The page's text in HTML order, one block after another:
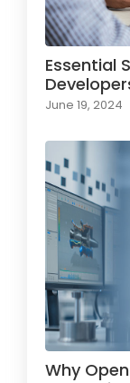
Essential
June 19, 2024
Why